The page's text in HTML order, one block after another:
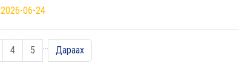
2026-06-24
4 5 … Дараах